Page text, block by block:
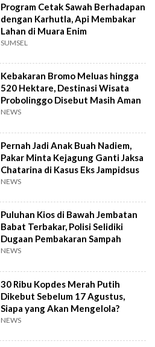
Program Cetak Sawah Berhadapan
dengan Karhutla, Api Membakar
Lahan di Muara Enim
SUMSEL
Kebakaran Bromo Meluas hingga
520 Hektare, Destinasi Wisata
Probolinggo Disebut Masih Aman
NEWS
Pernah Jadi Anak Buah Nadiem,
Pakar Minta Kejagung Ganti Jaksa
Chatarina di Kasus Eks Jampidsus
NEWS
Puluhan Kios di Bawah Jembatan
Babat Terbakar, Polisi Selidiki
Dugaan Pembakaran Sampah
NEWS
30 Ribu Kopdes Merah Putih
Dikebut Sebelum 17 Agustus,
Siapa yang Akan Mengelola?
NEWS